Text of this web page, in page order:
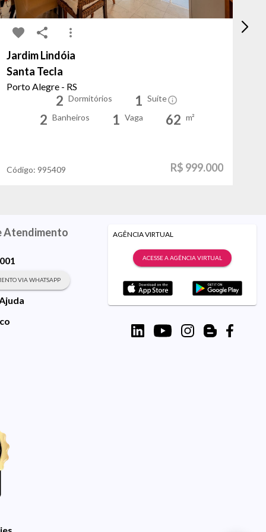
Jardim Lindóia
Santa Tecla
Porto Alegre - RS
2 Dormitórios 1 Suíte
2 Banheiros 1 Vaga 62 m²
Código: 995409 R$ 999.000
Atendimento
VIA WHATSAPP
AGÊNCIA VIRTUAL
ACESSE A AGÊNCIA VIRTUAL